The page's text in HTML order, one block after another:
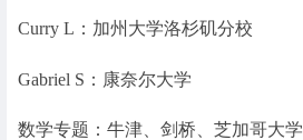
Curry L：加州大学洛杉矶分校
Gabriel S：康奈尔大学
数学专题：牛津、剑桥、芝加哥大学